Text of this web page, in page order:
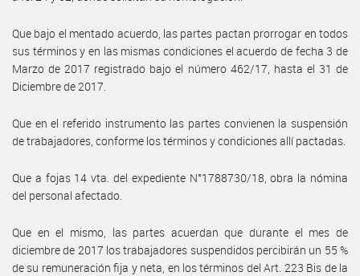
Que bajo el mentado acuerdo, las partes pactan prorrogar en todos
sus términos y en las mismas condiciones el acuerdo de fecha 3 de
Marzo de 2017 registrado bajo el número 462/17, hasta el 31 de
Diciembre de 2017.
Que en el referido instrumento las partes convienen la suspensión
de trabajadores, conforme los términos y condiciones allí pactadas.
Que a fojas 14 vta. del expediente N°1788730/18, obra la nómina
del personal afectado.
Que en el mismo, las partes acuerdan que durante el mes de
diciembre de 2017 los trabajadores suspendidos percibirán un 55 %
de su remuneración fija y neta, en los términos del Art. 223 Bis de la